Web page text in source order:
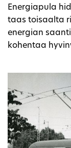
Energiapula
taas toisaalta
energian
kohentaa